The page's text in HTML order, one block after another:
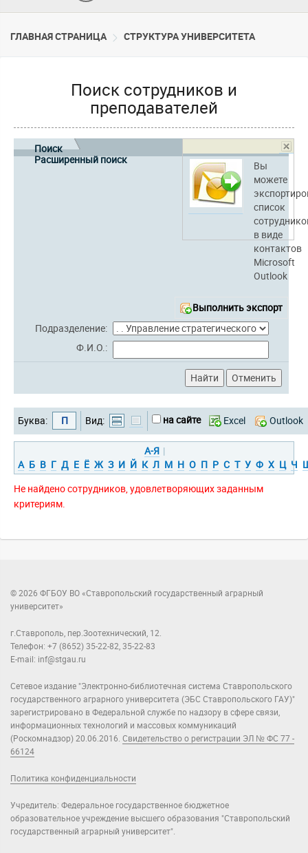
ГЛАВНАЯ СТРАНИЦА CТРУКТУРА УНИВЕРСИТЕТА
Поиск сотрудников и
преподавателей
Вы
можете
список
в виде
контактов
Microsoft
Outlook
Выполнить экспорт
Поиск
Расширенный поиск
Подразделение:
Ф.И.О.:
Буква: П Вид: на сайте Excel Outlook
А-Я |
А Б В Г Д Е Ё Ж З И Й К Л М Н О П Р С Т У Ф Х Ц Ч
Не найдено сотрудников, удовлетворяющих заданным
критериям.
© 2026 ФГБОУ ВО «Ставропольский государственный аграрный
университет»
г.Ставрополь, пер.Зоотехнический, 12.
Телефон: +7 (8652) 35-22-82, 35-22-83
E-mail: inf@stgau.ru
Сетевое издание "Электронно-библиотечная система Ставропольского
государственного аграрного университета (ЭБС Ставропольского ГАУ)"
зарегистрировано в Федеральной службе по надзору в сфере связи,
информационных технологий и массовых коммуникаций
(Роскомнадзор) 20.06.2016. Свидетельство о регистрации ЭЛ № ФС 77 -
66124
Политика конфиденциальности
Учредитель: Федеральное государственное бюджетное
образовательное учреждение высшего образования "Ставропольский
государственный аграрный университет".